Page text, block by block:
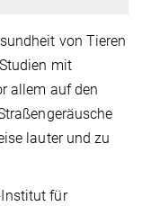
von Tieren
mit
allem auf den
lauter und zu
für